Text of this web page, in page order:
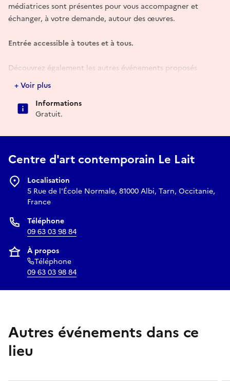
médiatrices sont présentes pour vous accompagner et
échanger, à votre demande, autour des œuvres.
Entrée accessible à toutes et à tous.
Découvrez également les autres événements proposés
durant le week-end :
> Samedi 19 septembre à 16h : conférence d’histoire de l’art
par Jacques Py.
> Dimanche 20 septembre à 16h : visite à deux voix avec
Renseignements : www.centredartlelait.com / 09 63 03 98 84
+ Voir plus
Informations
Gratuit.
Centre d'art contemporain Le Lait
Localisation
5 Rue de l'École Normale, 81000 Albi, Tarn, Occitanie,
France
Téléphone
09 63 03 98 84
À propos
Téléphone
09 63 03 98 84
Autres événements dans ce
lieu